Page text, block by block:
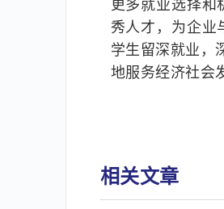
更多就业选择和
秀人才，为企业
学生留深就业，
地服务经济社会
相关文章